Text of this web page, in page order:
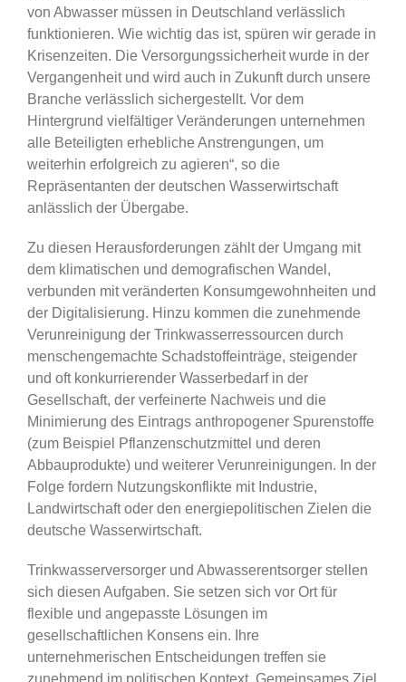
von Abwasser müssen in Deutschland verlässlich
funktionieren. Wie wichtig das ist, spüren wir gerade in
Krisenzeiten. Die Versorgungssicherheit wurde in der
Vergangenheit und wird auch in Zukunft durch unsere
Branche verlässlich sichergestellt. Vor dem
Hintergrund vielfältiger Veränderungen unternehmen
alle Beteiligten erhebliche Anstrengungen, um
weiterhin erfolgreich zu agieren“, so die
Repräsentanten der deutschen Wasserwirtschaft
anlässlich der Übergabe.
Zu diesen Herausforderungen zählt der Umgang mit
dem klimatischen und demografischen Wandel,
verbunden mit veränderten Konsumgewohnheiten und
der Digitalisierung. Hinzu kommen die zunehmende
Verunreinigung der Trinkwasserressourcen durch
menschengemachte Schadstoffeinträge, steigender
und oft konkurrierender Wasserbedarf in der
Gesellschaft, der verfeinerte Nachweis und die
Minimierung des Eintrags anthropogener Spurenstoffe
(zum Beispiel Pflanzenschutzmittel und deren
Abbauprodukte) und weiterer Verunreinigungen. In der
Folge fordern Nutzungskonflikte mit Industrie,
Landwirtschaft oder den energiepolitischen Zielen die
deutsche Wasserwirtschaft.
Trinkwasserversorger und Abwasserentsorger stellen
sich diesen Aufgaben. Sie setzen sich vor Ort für
flexible und angepasste Lösungen im
gesellschaftlichen Konsens ein. Ihre
unternehmerischen Entscheidungen treffen sie
zunehmend im politischen Kontext. Gemeinsames Ziel